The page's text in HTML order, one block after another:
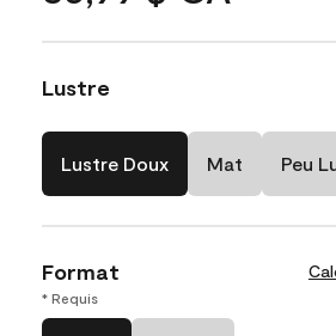
Lustre
Lustre Doux Mat Peu
Format
* Requis